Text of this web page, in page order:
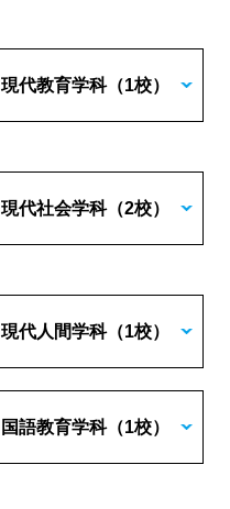
現代教育学科（1校）
現代社会学科（2校）
現代人間学科（1校）
国語教育学科（1校）